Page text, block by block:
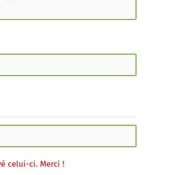
celui-ci. Merci !